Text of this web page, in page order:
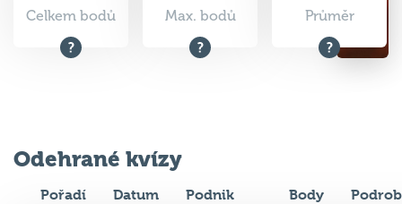
Celkem bodů Max. bodů Průměr
Odehrané kvízy
Pořadí Datum Podnik Body